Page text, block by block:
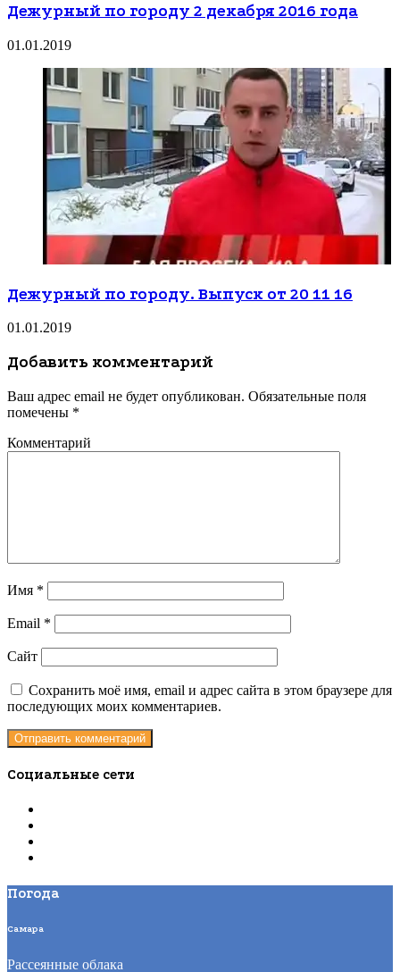
Дежурный по городу 2 декабря 2016 года
01.01.2019
Дежурный по городу. Выпуск от 20 11 16
01.01.2019
Добавить комментарий
Ваш адрес email не будет опубликован. Обязательные поля
помечены *
Комментарий
Имя *
Email *
Сайт
Сохранить моё имя, email и адрес сайта в этом браузере для
последующих моих комментариев.
Социальные сети
Погода
Самара
Рассеянные облака